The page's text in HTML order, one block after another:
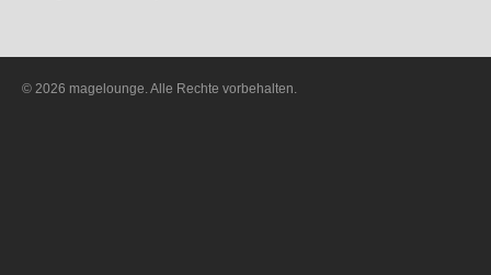
© 2026 magelounge. Alle Rechte vorbehalten.